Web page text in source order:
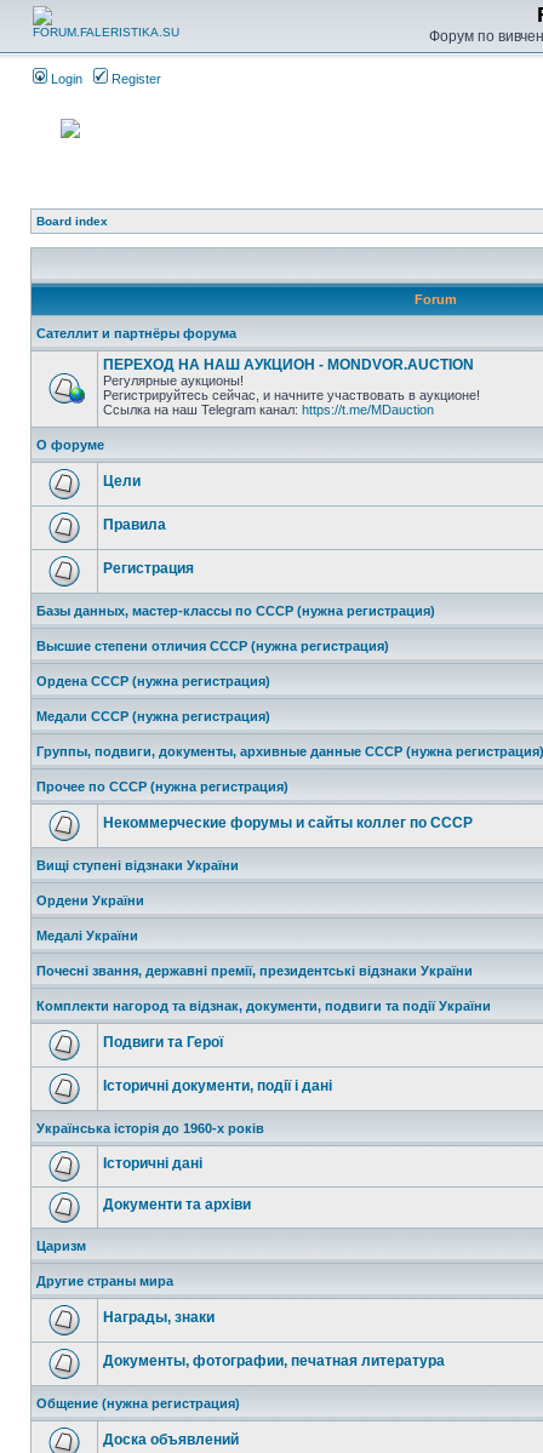
Форум по
Login Register
Board index
Forum
Сателлит и партнёры форума
ПЕРЕХОД НА НАШ АУКЦИОН - MONDVOR.AUCTION
Регулярные аукционы!
Регистрируйтесь сейчас, и начните участвовать в аукционе!
Ссылка на наш Telegram канал: https://t.me/MDauction
О форуме
Цели
Правила
Регистрация
Базы данных, мастер-классы по СССР (нужна регистрация)
Высшие степени отличия СССР (нужна регистрация)
Ордена СССР (нужна регистрация)
Медали СССР (нужна регистрация)
Группы, подвиги, документы, архивные данные СССР (нужна регистрация)
Прочее по СССР (нужна регистрация)
Некоммерческие форумы и сайты коллег по СССР
Вищі ступені відзнаки України
Ордени України
Медалі України
Почесні звання, державні премії, президентські відзнаки України
Комплекти нагород та відзнак, документи, подвиги та події України
Подвиги та Герої
Історичні документи, події і дані
Українська історія до 1960-х років
Історичні дані
Документи та архіви
Царизм
Другие страны мира
Награды, знаки
Документы, фотографии, печатная литература
Общение (нужна регистрация)
Доска объявлений